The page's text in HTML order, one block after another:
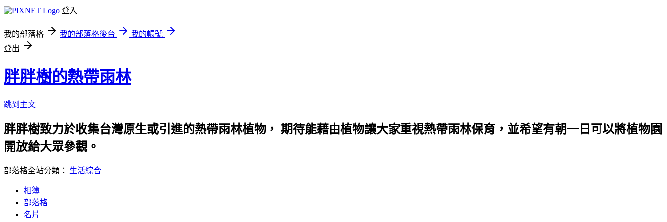
登入
我的部落格 我的部落格後台
我的帳號
登出
胖胖樹的熱帶雨林
跳到主文
胖胖樹致力於收集台灣原生或引進的熱帶雨林植物， 期待能藉由植物讓大家重視熱帶雨林保育，並希望有朝一日可以將植物園
開放給大眾參觀。
部落格全站分類： 生活綜合
相簿
部落格
名片